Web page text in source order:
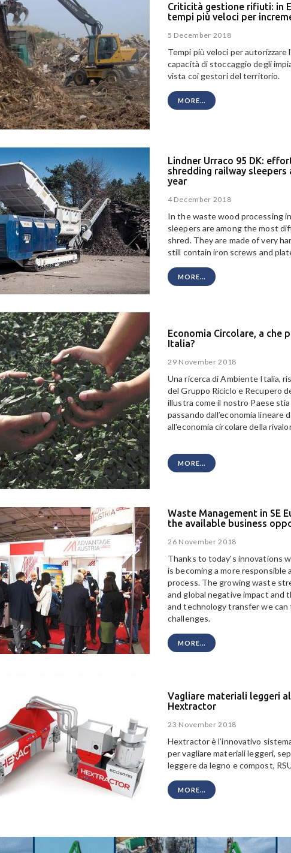
Criticità gestione rifiuti: in
tempi più veloci per
5 December 2018
Tempi più veloci per autorizzare
capacità di stoccaggio degli
vista coi gestori del territorio.
MORE...
Lindner Urraco 95 DK:
shredding railway sleepers
year
4 December 2018
In the waste wood processing
sleepers are among the most
shred. They are made of very
still contain iron screws and
MORE...
Economia Circolare, a che
Italia?
29 November 2018
Una ricerca di Ambiente Italia,
del Gruppo Riciclo e Recupero
illustra come il nostro Paese
passando dall’economia lineare
all'economia circolare della
MORE...
Waste Management in SE
the available business
26 November 2018
Thanks to today's innovations
is becoming a more
process. The growing waste
and global negative impact and
and technology transfer we can
challenges.
MORE...
Vagliare materiali leggeri
Hextractor
23 November 2018
Hextractor è l’innovativo
per vagliare materiali leggeri,
leggere da legno e compost,
MORE...